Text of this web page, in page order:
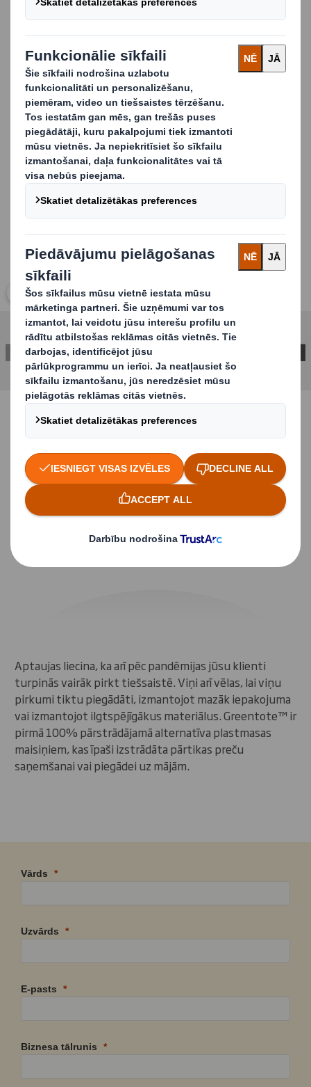
zīmolu un palielinātu pārdošanas apjomus
mazumtirdzniecības vidē.
ūpnieciskās paplātes, kas optimizētas jūsu
iepakošanas līnij ām
Mēs piedāvājam mazo vai lielo formātu, standarta vai
pielāgotus risinājumus, kurus var piegādāt apdrukātus
vai neapdrukātus. Visas mūsu paplātes ir viegli
uzstādāmas un optimizētas, lai atbilstu jūsu
iepakošanas līniju prasībām.
Carousel. Use previous and next buttons to move
Nokliķšķināt, lai paplašinātu attēlu
Gadījuma izpēte
GreentoteTM - pirmā reālā alternatīva
plastmasas maisiņiem
Aptaujas liecina, ka arī pēc pandēmijas jūsu klienti
turpinās vairāk pirkt tiešsaistē. Viņi arī vēlas, lai viņu
pirkumi tiktu piegādāti, izmantojot mazāk iepakojuma
vai izmantojot ilgtspējīgākus materiālus. Greentote™️ ir
pirmā 100% pārstrādājamā alternatīva plastmasas
maisiņiem, kas īpaši izstrādāta pārtikas preču
saņemšanai vai piegādei uz mājām.
Vārds
Uzvārds
E-pasts
Biznesa tālrunis